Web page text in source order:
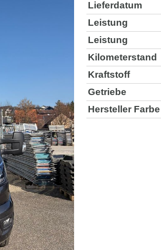
Lieferdatum
Leistung
Leistung
Kilometerstand
Kraftstoff
Getriebe
Hersteller Farbe